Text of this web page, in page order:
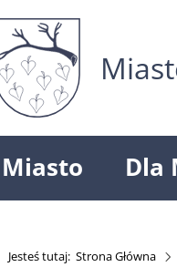
Miasto Dla
Jesteś tutaj: Strona Główna